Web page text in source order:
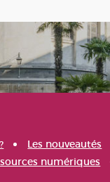
Les nouveautés
numériques